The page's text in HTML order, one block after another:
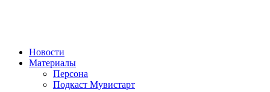
Новости
Материалы
Персона
Подкаст Мувистарт